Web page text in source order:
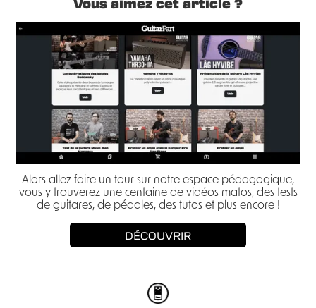
Vous aimez cet article ?
Alors allez faire un tour sur notre espace pédagogique,
vous y trouverez une centaine de vidéos matos, des tests
de guitares, de pédales, des tutos et plus encore !
DÉCOUVRIR